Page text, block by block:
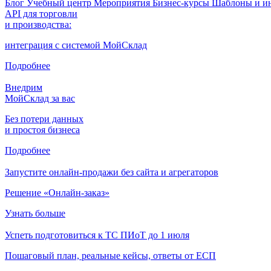
Блог Учебный центр Мероприятия Бизнес-курсы Шаблоны и
API для торговли
и производства:
интеграция с системой МойСклад
Подробнее
Внедрим
МойСклад за вас
Без потери данных
и простоя бизнеса
Подробнее
Запустите онлайн-продажи без сайта и агрегаторов
Решение «Онлайн-заказ»
Узнать больше
Успеть подготовиться к ТС ПИоТ до 1 июля
Пошаговый план, реальные кейсы, ответы от ЕСП